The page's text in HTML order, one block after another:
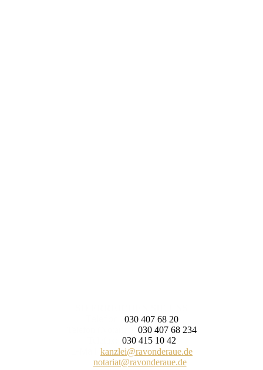
030 407 68 20
030 407 68 234
030 415 10 42
kanzlei@ravonderaue.de
notariat@ravonderaue.de